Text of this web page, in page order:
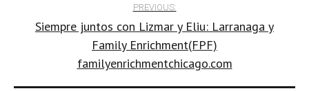
navigation
PREVIOUS:
Siempre juntos con Lizmar y Eliu: Larranaga y
Family Enrichment(FPF)
familyenrichmentchicago.com